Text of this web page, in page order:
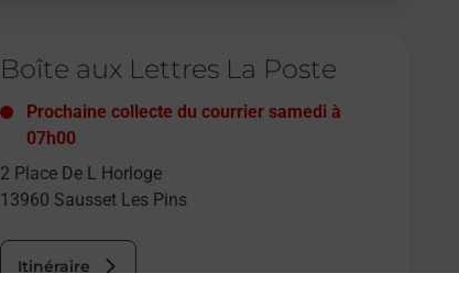
Boîte aux Lettres La Poste
Prochaine collecte du courriersamedi à
07h00
2 Place De L Horloge
13960 Sausset Les Pins
Itinéraire